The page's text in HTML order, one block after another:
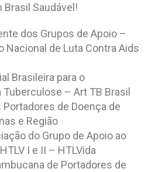
Saudável!
dos Grupos de Apoio –
Nacional de Luta Contra Aids
Brasileira para o
– Art TB Brasil
de Doença de
e Região
do Grupo de Apoio ao
I e II – HTLVida
de Portadores de